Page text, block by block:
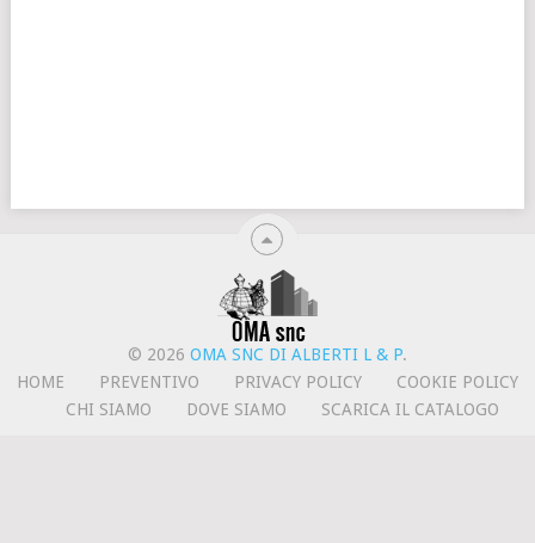
© 2026 OMA SNC DI ALBERTI L & P.
HOME
PREVENTIVO PRIVACY POLICY
COOKIE POLICY
CHI SIAMO
DOVE SIAMO SCARICA IL CATALOGO